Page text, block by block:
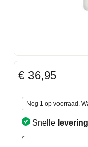
€ 36,95
Nog 1 op voorraad.
Snelle levering